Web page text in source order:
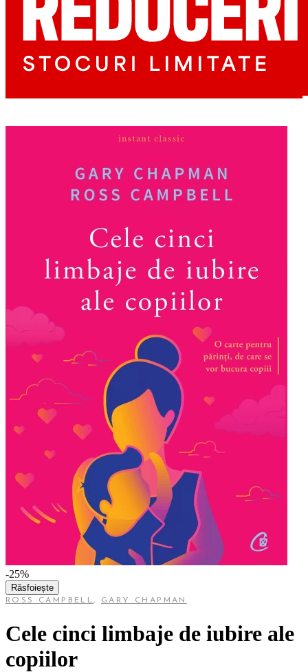
-25%
Răsfoiește
ROSS CAMPBELL, GARY CHAPMAN
Cele cinci limbaje de iubire ale
copiilor